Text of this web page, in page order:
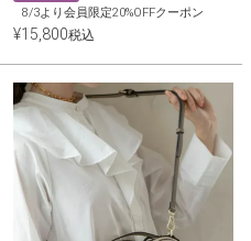
8/3より会員限定20%OFFクーポン
¥15,800税込